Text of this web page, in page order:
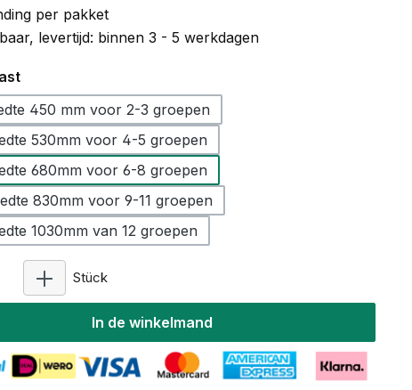
per pakket
levertijd: binnen 3 - 5 werkdagen
450 mm voor 2-3 groepen
530mm voor 4-5 groepen
680mm voor 6-8 groepen
830mm voor 9-11 groepen
1030mm van 12 groepen
Stück
In de winkelmand